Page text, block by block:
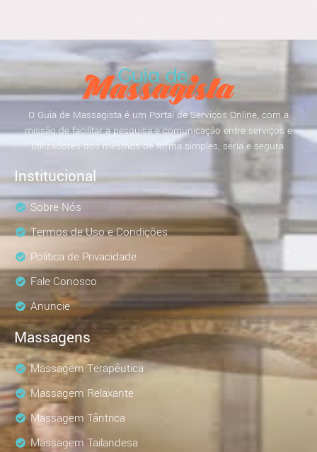
O Guia de Massagista é um Portal de Serviços Online, com a
missão de facilitar a pesquisa e comunicação entre serviços e
utilizadores dos mesmos de forma simples, séria e segura.
Institucional
Sobre Nós
Termos de Uso e Condições
Política de Privacidade
Fale Conosco
Anuncie
Massagens
Massagem Terapêutica
Massagem Relaxante
Massagem Tântrica
Massagem Tailandesa